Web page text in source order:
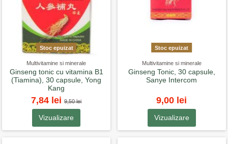
Stoc epuizat
Multivitamine si minerale
Ginseng tonic cu vitamina B1
(Tiamina), 30 capsule, Yong
Kang
7,84 lei9,50 lei
Vizualizare
Stoc epuizat
Multivitamine si minerale
Ginseng Tonic, 30 capsule,
Sanye Intercom
9,00 lei
Vizualizare